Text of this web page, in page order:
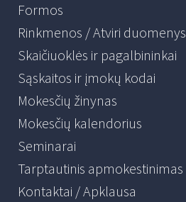
Formos
Rinkmenos / Atviri duomenys
Skaičiuoklės ir pagalbininkai
Sąskaitos ir įmokų kodai
Mokesčių žinynas
Mokesčių kalendorius
Seminarai
Tarptautinis apmokestinimas
Kontaktai / Apklausa